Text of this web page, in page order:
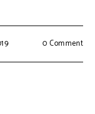
0 Comment